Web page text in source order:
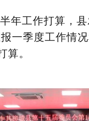
年工作打算，
一季度工作情
算。